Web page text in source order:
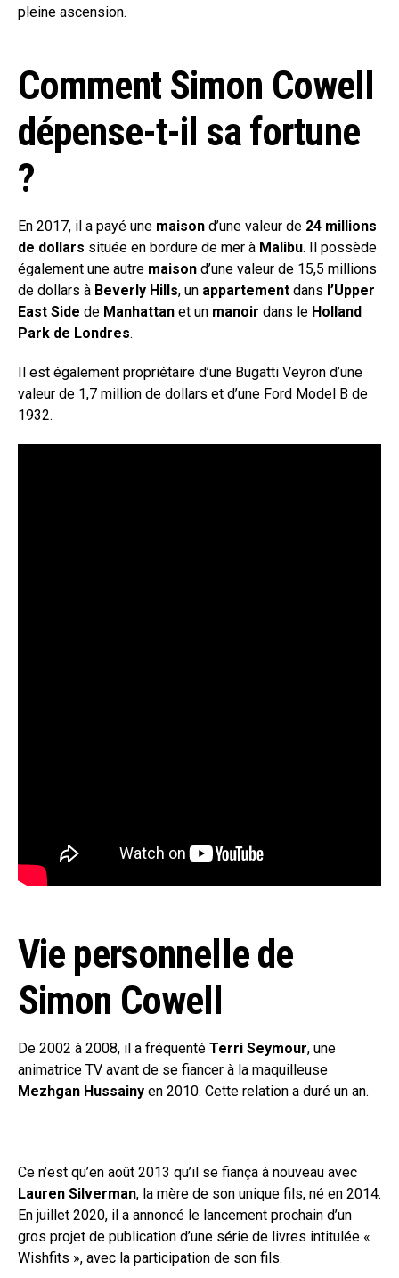
pleine ascension.
Comment Simon Cowell
dépense-t-il sa fortune
?
En 2017, il a payé une maison d’une valeur de 24 millions
de dollars située en bordure de mer à Malibu. Il possède
également une autre maison d’une valeur de 15,5 millions
de dollars à Beverly Hills, un appartement dans l’Upper
East Side de Manhattan et un manoir dans le Holland
Park de Londres.
Il est également propriétaire d’une Bugatti Veyron d’une
valeur de 1,7 million de dollars et d’une Ford Model B de
1932.
Vie personnelle de
Simon Cowell
De 2002 à 2008, il a fréquenté Terri Seymour, une
animatrice TV avant de se fiancer à la maquilleuse
Mezhgan Hussainy en 2010. Cette relation a duré un an.
Ce n’est qu’en août 2013 qu’il se fiança à nouveau avec
Lauren Silverman, la mère de son unique fils, né en 2014.
En juillet 2020, il a annoncé le lancement prochain d’un
gros projet de publication d’une série de livres intitulée «
Wishfits », avec la participation de son fils.